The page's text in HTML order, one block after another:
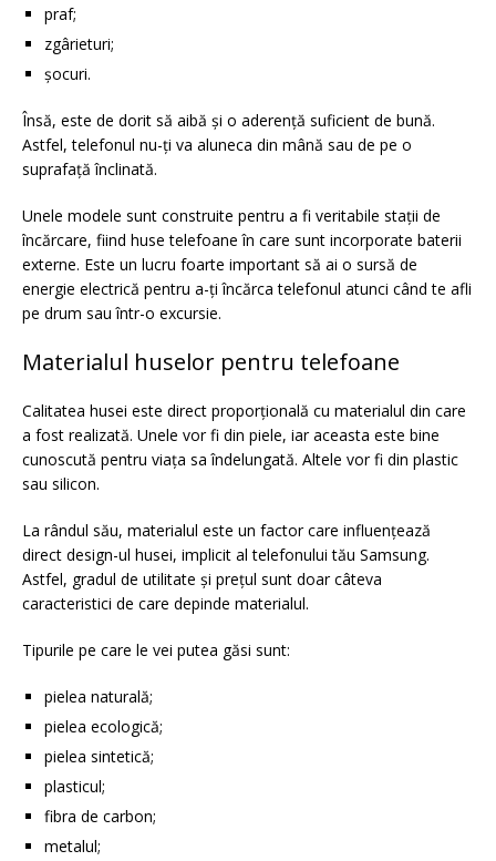
praf;
zgârieturi;
șocuri.
Însă, este de dorit să aibă și o aderență suficient de bună.
Astfel, telefonul nu-ți va aluneca din mână sau de pe o
suprafață înclinată.
Unele modele sunt construite pentru a fi veritabile stații de
încărcare, fiind huse telefoane în care sunt incorporate baterii
externe. Este un lucru foarte important să ai o sursă de
energie electrică pentru a-ți încărca telefonul atunci când te afli
pe drum sau într-o excursie.
Materialul huselor pentru telefoane
Calitatea husei este direct proporțională cu materialul din care
a fost realizată. Unele vor fi din piele, iar aceasta este bine
cunoscută pentru viața sa îndelungată. Altele vor fi din plastic
sau silicon.
La rândul său, materialul este un factor care influențează
direct design-ul husei, implicit al telefonului tău Samsung.
Astfel, gradul de utilitate și prețul sunt doar câteva
caracteristici de care depinde materialul.
Tipurile pe care le vei putea găsi sunt:
pielea naturală;
pielea ecologică;
pielea sintetică;
plasticul;
fibra de carbon;
metalul;